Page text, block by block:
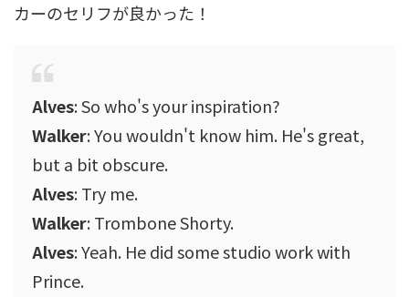
カーのセリフが良かった！
Alves: So who's your inspiration?
Walker: You wouldn't know him. He's great,
but a bit obscure.
Alves: Try me.
Walker: Trombone Shorty.
Alves: Yeah. He did some studio work with
Prince.